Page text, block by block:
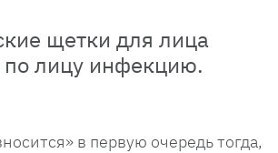
щетки для лица
по лицу инфекцию.
в первую очередь тогда,